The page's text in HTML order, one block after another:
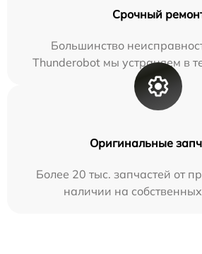
Срочный
Большинство
Thunderobot мы устраняем в
Оригинальные
Более 20 тыс. запчастей от
наличии на